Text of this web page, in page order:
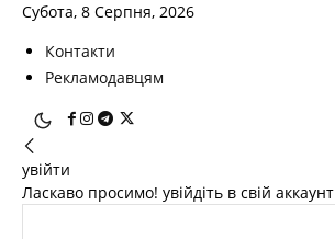
Субота, 8 Серпня, 2026
Контакти
Рекламодавцям
увійти
Ласкаво просимо! увійдіть в свій аккаунт